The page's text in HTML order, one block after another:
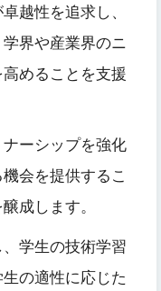
越性を追求し、
界や産業界のニ
めることを支援
ーシップを強化
会を提供するこ
成します。
学生の技術学習
の適性に応じた